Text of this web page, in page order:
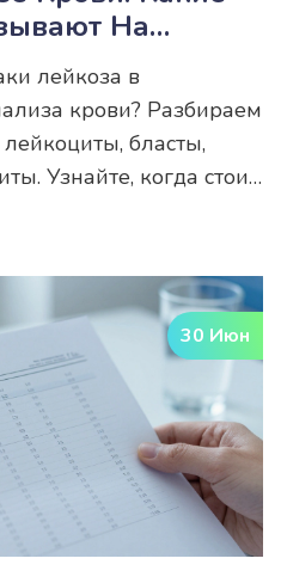
На
Расшифровать
лейкоза в
крови? Разбираем
бласты,
Узнайте, когда стоит
требуют
30 Июн